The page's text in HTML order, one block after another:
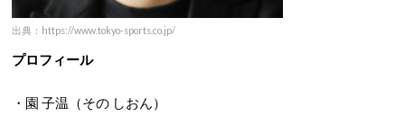
出典：https://www.tokyo-sports.co.jp/
プロフィール
・園 子温（その しおん）